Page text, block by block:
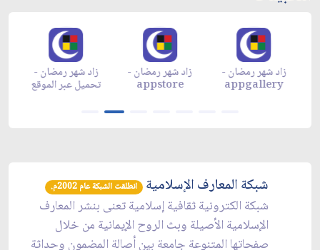
زاد شهر رمضان -
تحميل عبر الموقع
زاد شهر رمضان -
appstore
زاد شهر رمضان -
appgallery
شبكة المعارف الإسلامية انطلقت الشبكة عام 2002م.
شبكة الكترونية ثقافية إسلامية تعنى بنشر المعارف
الإسلامية الأصيلة وبث الروح الإيمانية من خلال
صفحاتها المتنوعة جامعة بين أصالة المضمون وحداثة